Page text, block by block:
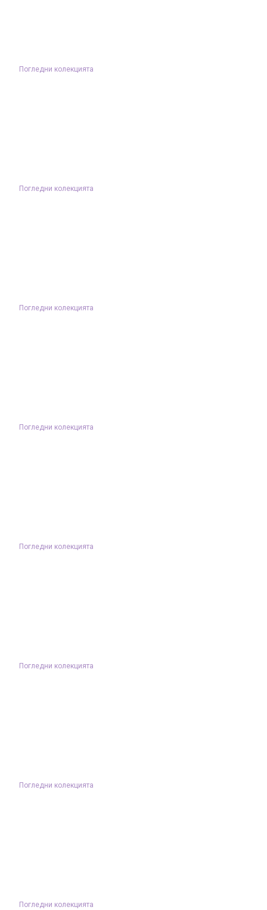
Погледни колекцията
Погледни колекцията
Погледни колекцията
Погледни колекцията
Погледни колекцията
Погледни колекцията
Погледни колекцията
Погледни колекцията